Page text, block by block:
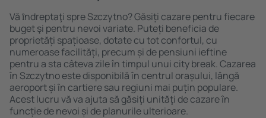
Vă ȋndreptaţi spre Szczytno? Găsiți cazare pentru fiecare
buget şi pentru nevoi variate. Puteți beneficia de
proprietăți spațioase, dotate cu tot confortul, cu
numeroase facilități, precum și de pensiuni ieftine
pentru a sta câteva zile în timpul unui city break. Cazarea
în Szczytno este disponibilă în centrul orașului, lângă
aeroport și în cartiere sau regiuni mai puțin populare.
Acest lucru vă va ajuta să găsiţi unităţi de cazare în
funcție de nevoi și de planurile ulterioare.